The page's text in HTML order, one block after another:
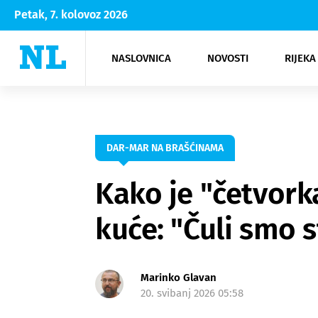
Petak, 7. kolovoz 2026
NASLOVNICA NOVOSTI
Rijeka Opatija
NK
Moda
Kultura
DAR-MAR NA BRAŠĆINAMA
Kako je
kuće: "Čuli smo
Marinko Glavan
20. svibanj 2026 05:58